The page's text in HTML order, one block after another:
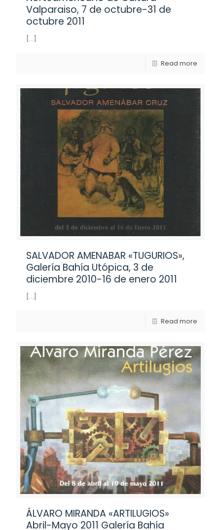
Valparaiso, 7 de octubre-31 de
octubre 2011
[…]
Read more
SALVADOR AMENABAR «TUGURIOS»,
Galería Bahía Utópica, 3 de
diciembre 2010-16 de enero 2011
[…]
Read more
ÁLVARO MIRANDA «ARTILUGIOS»
Abril-Mayo 2011 Galería Bahía